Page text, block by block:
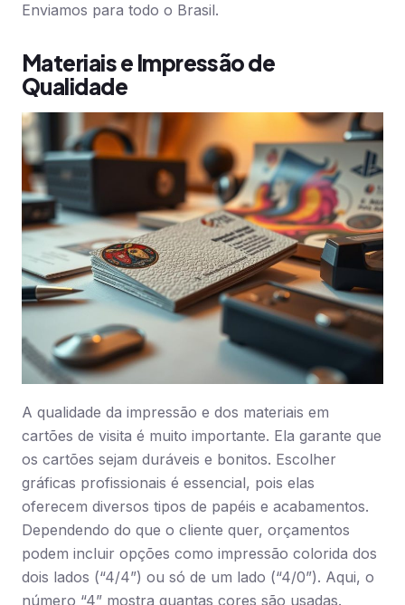
Enviamos para todo o Brasil.
Materiais e Impressão de
Qualidade
A qualidade da impressão e dos materiais em
cartões de visita é muito importante. Ela garante que
os cartões sejam duráveis e bonitos. Escolher
gráficas profissionais é essencial, pois elas
oferecem diversos tipos de papéis e acabamentos.
Dependendo do que o cliente quer, orçamentos
podem incluir opções como impressão colorida dos
dois lados (“4/4”) ou só de um lado (“4/0”). Aqui, o
número “4” mostra quantas cores são usadas.